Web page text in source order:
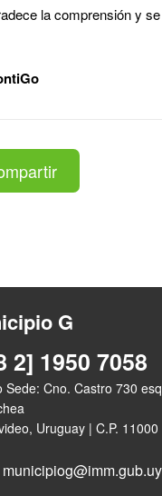
la comprensión y
G
2] 1950 7058
Sede: Cno. Castro 730
Uruguay | C.P. 11000
municipiog@imm.gub.uy